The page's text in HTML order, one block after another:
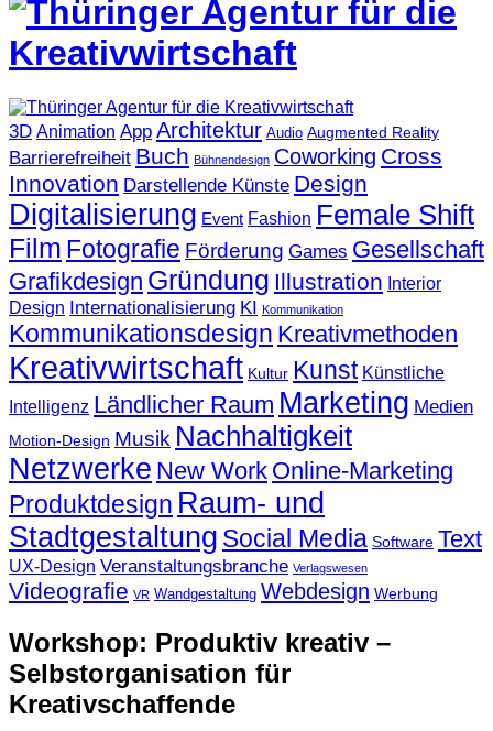
3D Animation App Architektur Audio Augmented Reality
Barrierefreiheit Buch Bühnendesign Coworking Cross
Innovation Darstellende Künste Design
Digitalisierung Event Fashion Female Shift
Film Fotografie Förderung Games Gesellschaft
Grafikdesign Gründung Illustration Interior
Design Internationalisierung KI Kommunikation
Kommunikationsdesign Kreativmethoden
Kreativwirtschaft Kultur Kunst Künstliche
Intelligenz Ländlicher Raum Marketing Medien
Motion-Design Musik Nachhaltigkeit
Netzwerke New Work Online-Marketing
Produktdesign Raum- und
Stadtgestaltung Social Media Software Text
UX-Design Veranstaltungsbranche Verlagswesen
Videografie VR Wandgestaltung Webdesign Werbung
Workshop: Produktiv kreativ –
Selbstorganisation für
Kreativschaffende